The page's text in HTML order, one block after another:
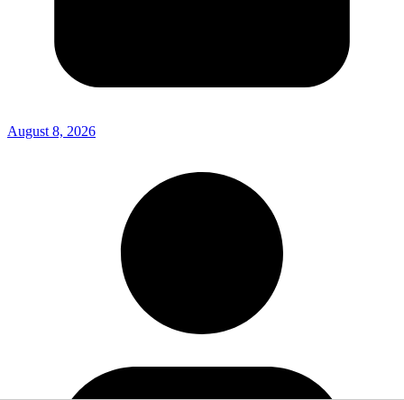
August 8, 2026